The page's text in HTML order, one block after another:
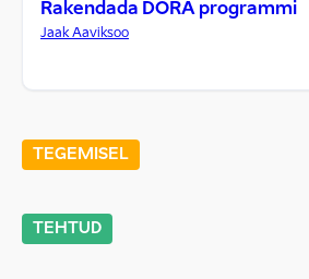
Rakendada DORA programmi
Jaak Aaviksoo
TEGEMISEL
TEHTUD